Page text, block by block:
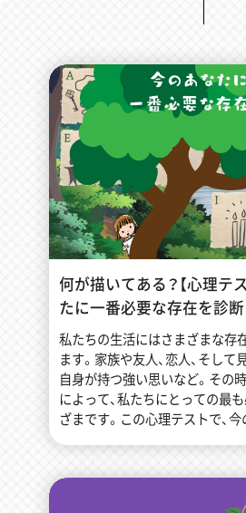
何が描いてある？【心理テ
たに一番必要な存在を診断
私たちの生活にはさまざまな存
ます。家族や友人、恋人、そして
自身が持つ強い思いなど。その
によって、私たちにとっての最
ざまです。この心理テストで、